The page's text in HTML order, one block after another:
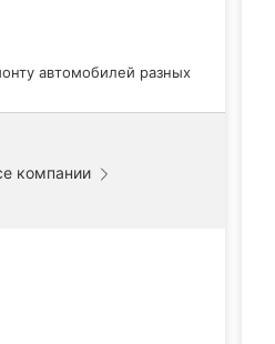
автомобилей разных
компании